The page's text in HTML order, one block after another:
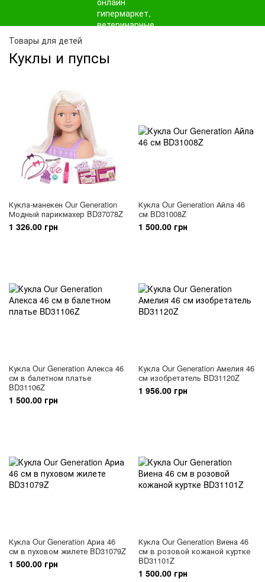
Товары для детей
Куклы и пупсы
Кукла-манекен Our Generation
Модный парикмахер BD37078Z
1 326.00 грн
Кукла Our Generation Айла 46
см BD31008Z
1 500.00 грн
Кукла Our Generation Алекса 46
см в балетном платье
BD31106Z
1 500.00 грн
Кукла Our Generation Амелия 46
см изобретатель BD31120Z
1 956.00 грн
Кукла Our Generation Ариа 46
см в пуховом жилете BD31079Z
1 500.00 грн
Кукла Our Generation Виена 46
см в розовой кожаной куртке
BD31101Z
1 500.00 грн